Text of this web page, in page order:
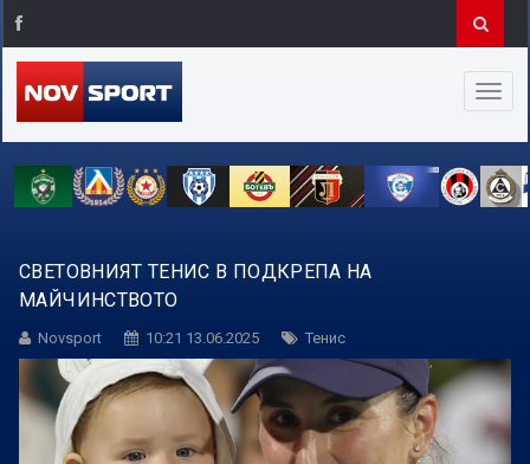
СВЕТОВНИЯТ ТЕНИС В ПОДКРЕПА НА
МАЙЧИНСТВОТО
Novsport 10:21 13.06.2025 Тенис